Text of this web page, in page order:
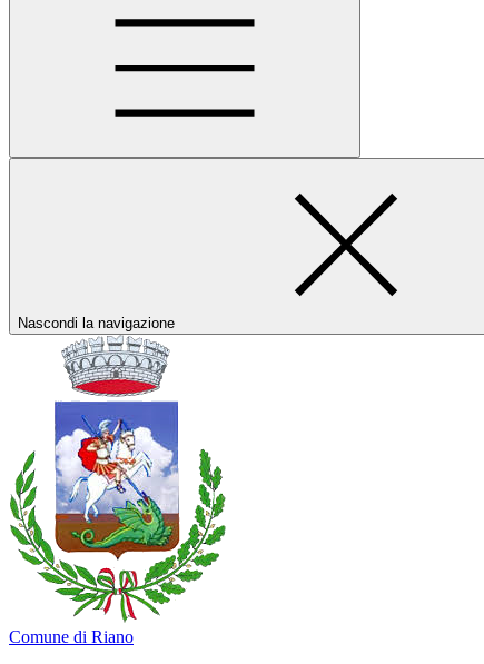
Nascondi la navigazione
Comune di Riano